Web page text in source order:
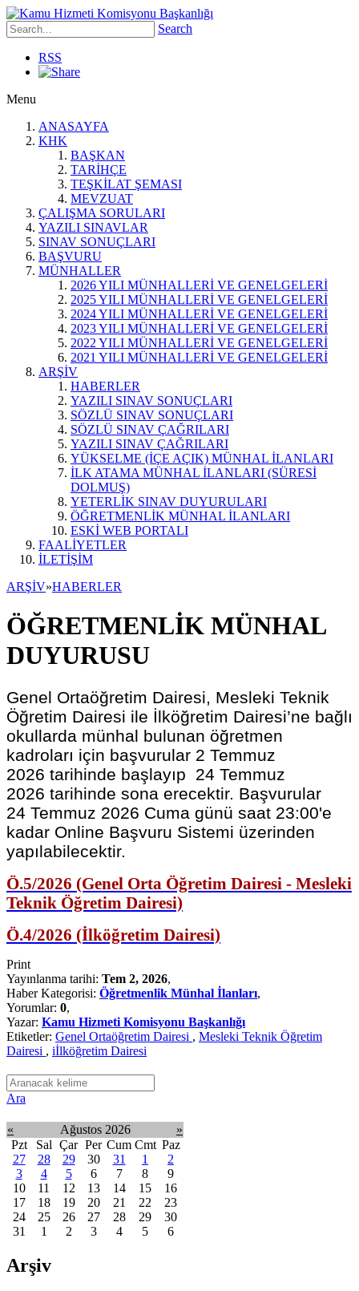
Search
RSS
Menu
ANASAYFA
KHK
BAŞKAN
TARİHÇE
TEŞKİLAT ŞEMASI
MEVZUAT
ÇALIŞMA SORULARI
YAZILI SINAVLAR
SINAV SONUÇLARI
BAŞVURU
MÜNHALLER
2026 YILI MÜNHALLERİ VE GENELGELERİ
2025 YILI MÜNHALLERİ VE GENELGELERİ
2024 YILI MÜNHALLERİ VE GENELGELERİ
2023 YILI MÜNHALLERİ VE GENELGELERİ
2022 YILI MÜNHALLERİ VE GENELGELERİ
2021 YILI MÜNHALLERİ VE GENELGELERİ
ARŞİV
HABERLER
YAZILI SINAV SONUÇLARI
SÖZLÜ SINAV SONUÇLARI
SÖZLÜ SINAV ÇAĞRILARI
YAZILI SINAV ÇAĞRILARI
YÜKSELME (İÇE AÇIK) MÜNHAL İLANLARI
İLK ATAMA MÜNHAL İLANLARI (SÜRESİ
DOLMUŞ)
YETERLİK SINAV DUYURULARI
ÖĞRETMENLİK MÜNHAL İLANLARI
ESKİ WEB PORTALI
FAALİYETLER
İLETİŞİM
ARŞİV»HABERLER
ÖĞRETMENLİK MÜNHAL
DUYURUSU
Genel Ortaöğretim Dairesi, Mesleki Teknik
Öğretim Dairesi ile İlköğretim Dairesi’ne bağlı
okullarda münhal bulunan öğretmen
kadroları için başvurular 2 Temmuz
2026 tarihinde başlayıp 24 Temmuz
2026 tarihinde sona erecektir. Başvurular
24 Temmuz 2026 Cuma günü saat 23:00'e
kadar Online Başvuru Sistemi üzerinden
yapılabilecektir.
Ö.5/2026 (Genel Orta Öğretim Dairesi - Mesleki
Teknik Öğretim Dairesi)
Ö.4/2026 (İlköğretim Dairesi)
Print
Yayınlanma tarihi: Tem 2, 2026,
Haber Kategorisi: Öğretmenlik Münhal İlanları,
Yorumlar: 0,
Yazar: Kamu Hizmeti Komisyonu Başkanlığı
Etiketler: Genel Ortaöğretim Dairesi , Mesleki Teknik Öğretim
Dairesi , iİlköğretim Dairesi
Ara
« Ağustos 2026
»
Pzt
Sal Çar Per Cum Cmt Paz
27
28 29 30 31 1
2
3
4 5 6 7 8
9
10
11 12 13 14 15
16
17
18 19 20 21 22
23
24
25 26 27 28 29
30
31
1 2 3 4 5 6
Arşiv